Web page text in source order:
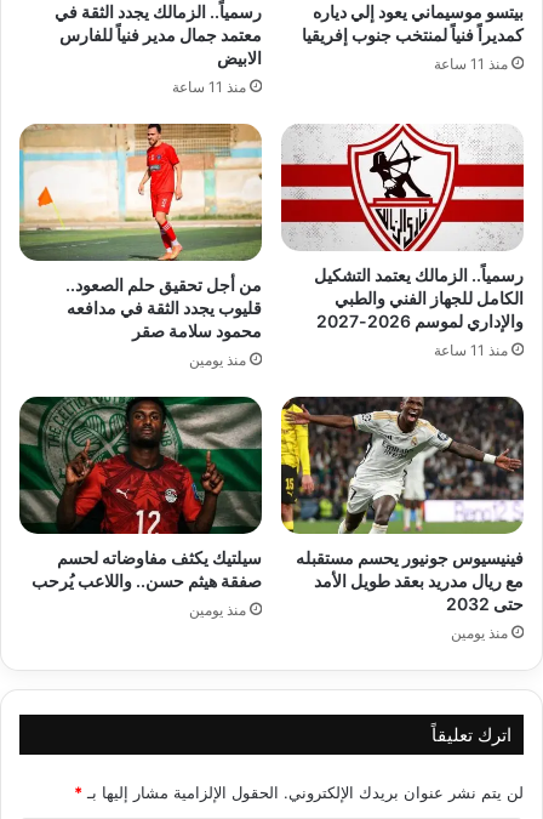
بيتسو موسيماني يعود إلي دياره
كمديراً فنياً لمنتخب جنوب إفريقيا
منذ 11 ساعة
رسمياً.. الزمالك يجدد الثقة في
معتمد جمال مدير فنياً للفارس
الابيض
منذ 11 ساعة
رسمياً.. الزمالك يعتمد التشكيل
الكامل للجهاز الفني والطبي
والإداري لموسم 2026-2027
منذ 11 ساعة
من أجل تحقيق حلم الصعود..
قليوب يجدد الثقة في مدافعه
محمود سلامة صقر
منذ يومين
فينيسيوس جونيور يحسم مستقبله
مع ريال مدريد بعقد طويل الأمد
حتى 2032
منذ يومين
سيلتيك يكثف مفاوضاته لحسم
صفقة هيثم حسن.. واللاعب يُرحب
منذ يومين
اترك تعليقاً
لن يتم نشر عنوان بريدك الإلكتروني. الحقول الإلزامية مشار إليها بـ *